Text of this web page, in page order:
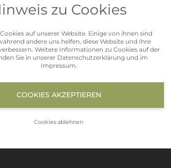
Nachname
Straße
PLZ
Ort
zu Cookies
auf unserer Website. Einige von ihnen sind
andere uns helfen, diese Website und Ihre
Weitere Informationen zu Cookies auf der
Sie in unserer Datenschutzerklärung und im
Impressum
COOKIES AKZEPTIEREN
Cookies ablehnen